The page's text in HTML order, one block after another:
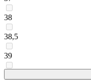
38
38,5
39